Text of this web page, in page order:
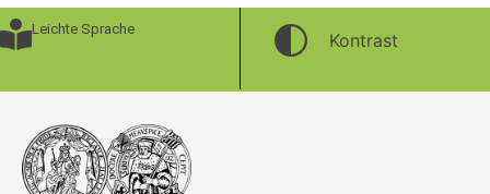
Leichte Sprache
Kontrast